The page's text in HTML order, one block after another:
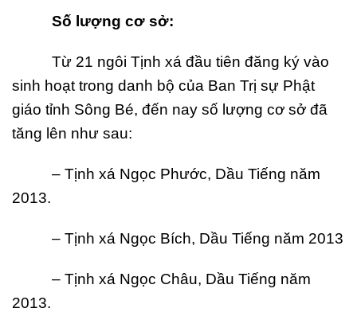
Số lượng cơ sở:
Từ 21 ngôi Tịnh xá đầu tiên đăng ký vào
sinh hoạt trong danh bộ của Ban Trị sự Phật
giáo tỉnh Sông Bé, đến nay số lượng cơ sở đã
tăng lên như sau:
– Tịnh xá Ngọc Phước, Dầu Tiếng năm
2013.
– Tịnh xá Ngọc Bích, Dầu Tiếng năm 2013
– Tịnh xá Ngọc Châu, Dầu Tiếng năm
2013.